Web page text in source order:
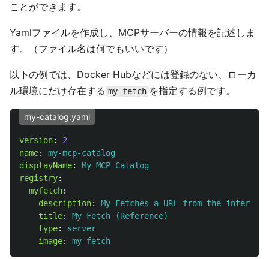
ことができます。
Yamlファイルを作成し、MCPサーバーの情報を記述しま
す。（ファイル名は何でもいいです）
以下の例では、Docker Hubなどには登録のない、ローカ
ル環境にだけ存在する my-fetch を指定する例です。
my-catalog.yaml
version:
2
name:
my-mcp-catalog
displayName:
My MCP Catalog
registry:
myfetch:
description:
My Fetches a URL from the
title:
My Fetch (Reference)
type:
server
image: my-fetch